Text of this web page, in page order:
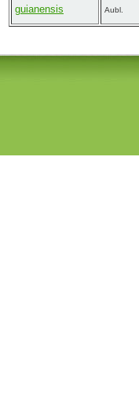
guianensis Aubl.